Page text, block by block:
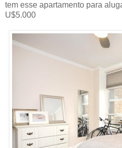
tem esse apartamento para
U$5.000